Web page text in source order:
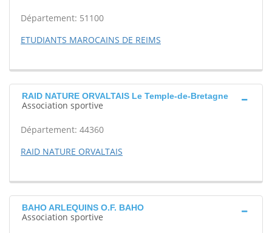
Département: 51100
ETUDIANTS MAROCAINS DE REIMS
RAID NATURE ORVALTAIS Le Temple-de-Bretagne
Association sportive
Département: 44360
RAID NATURE ORVALTAIS
BAHO ARLEQUINS O.F. BAHO
Association sportive